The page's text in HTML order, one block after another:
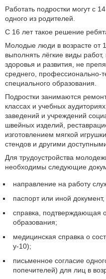
Работать подростки могут с
одного из родителей.
С 16 лет такое решение
Молодые люди в возрасте от
выполнять лёгкие виды
здоровья и развития, не
среднего, профессионально-
специального образования.
Подростки занимаются
классах и учебных
заведений и учреждений
швейных изделий,
изготовлением мягкой
стендов и другими
Для трудоустройства
необходимы следующие
направление на работу
паспорт или иной
справка, подтверждающая
образования;
медицинская справка о
у-10);
письменное согласие
попечителей) для лиц в